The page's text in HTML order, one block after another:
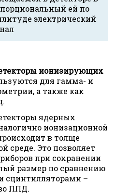
ей по
электрический
ионизирующих
для гамма- и
а также как
ядерных
ионизационной
в толще
среде. Это позволяет
при сохранении
размер по сравнению
сцинтилляторами –
ППД.